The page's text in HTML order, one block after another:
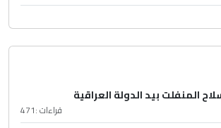
المنفلت بيد الدولة العراقية
قراءات :471